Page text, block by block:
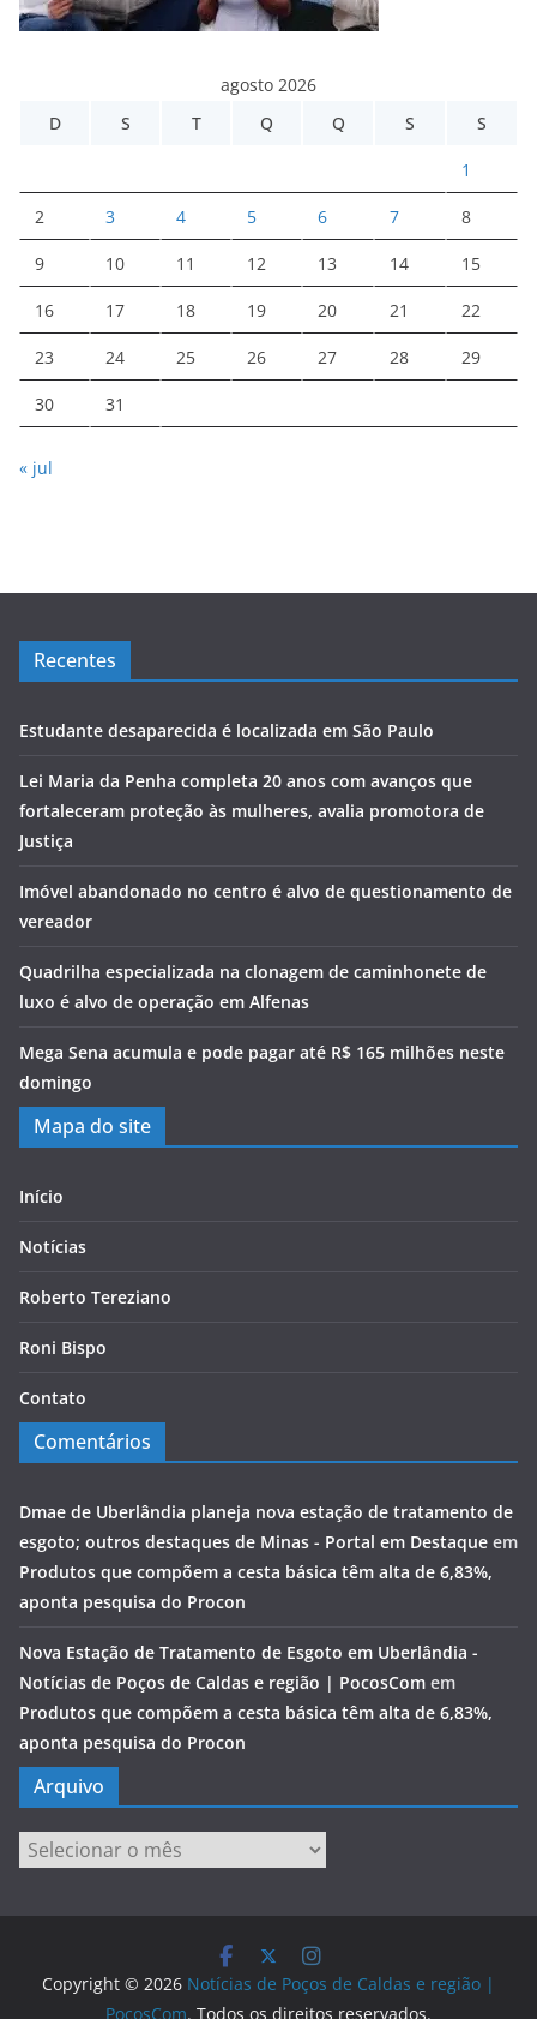
agosto 2026
D
S T Q Q S S
1
2 3 4 5 6 7 8
9 10 11 12 13 14 15
16 17 18 19 20 21 22
23 24 25 26 27 28 29
30 31
« jul
Recentes
Estudante desaparecida é localizada em São Paulo
Lei Maria da Penha completa 20 anos com avanços que
fortaleceram proteção às mulheres, avalia promotora de
Justiça
Imóvel abandonado no centro é alvo de questionamento de
vereador
Quadrilha especializada na clonagem de caminhonete de
luxo é alvo de operação em Alfenas
Mega Sena acumula e pode pagar até R$ 165 milhões neste
domingo
Mapa do site
Início
Notícias
Roberto Tereziano
Roni Bispo
Contato
Comentários
Dmae de Uberlândia planeja nova estação de tratamento de
esgoto; outros destaques de Minas - Portal em Destaque em
Produtos que compõem a cesta básica têm alta de 6,83%,
aponta pesquisa do Procon
Nova Estação de Tratamento de Esgoto em Uberlândia -
Notícias de Poços de Caldas e região | PocosCom em
Produtos que compõem a cesta básica têm alta de 6,83%,
aponta pesquisa do Procon
Arquivo
Arquivo
Copyright © 2026 Notícias de Poços de Caldas e região |
PocosCom. Todos os direitos reservados.